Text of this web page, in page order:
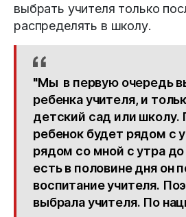
выбрать учителя только
распределять в школу.
"Мы в первую очередь
ребенка учителя, и
детский сад или школу.
ребенок будет рядом с
рядом со мной с утра до
есть в половине дня он
воспитание учителя.
выбрала учителя. По